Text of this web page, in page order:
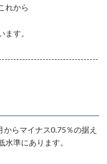
れから
ます。
からマイナス0.75％の据え
水準にあります。